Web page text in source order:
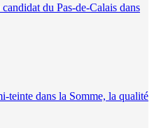
du Pas-de-Calais dans
teinte dans la Somme, la qualité